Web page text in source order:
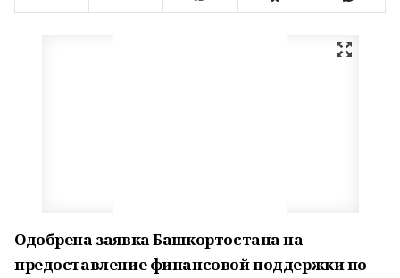
Одобрена заявка Башкортостана на
предоставление финансовой поддержки по